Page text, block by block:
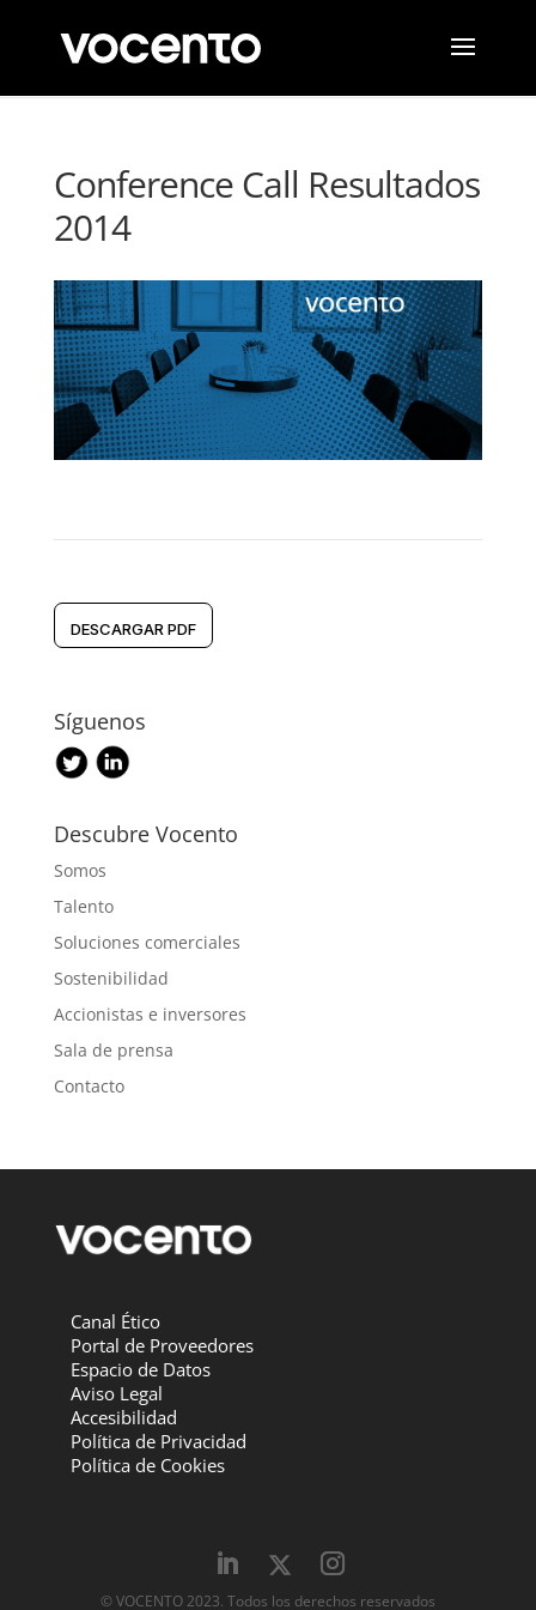
Conference Call Resultados
2014
DESCARGAR PDF
Síguenos
Descubre Vocento
Somos
Talento
Soluciones comerciales
Sostenibilidad
Accionistas e inversores
Sala de prensa
Contacto
Canal Ético
Portal de Proveedores
Espacio de Datos
Aviso Legal
Accesibilidad
Política de Privacidad
Política de Cookies
© VOCENTO 2023. Todos los derechos reservados